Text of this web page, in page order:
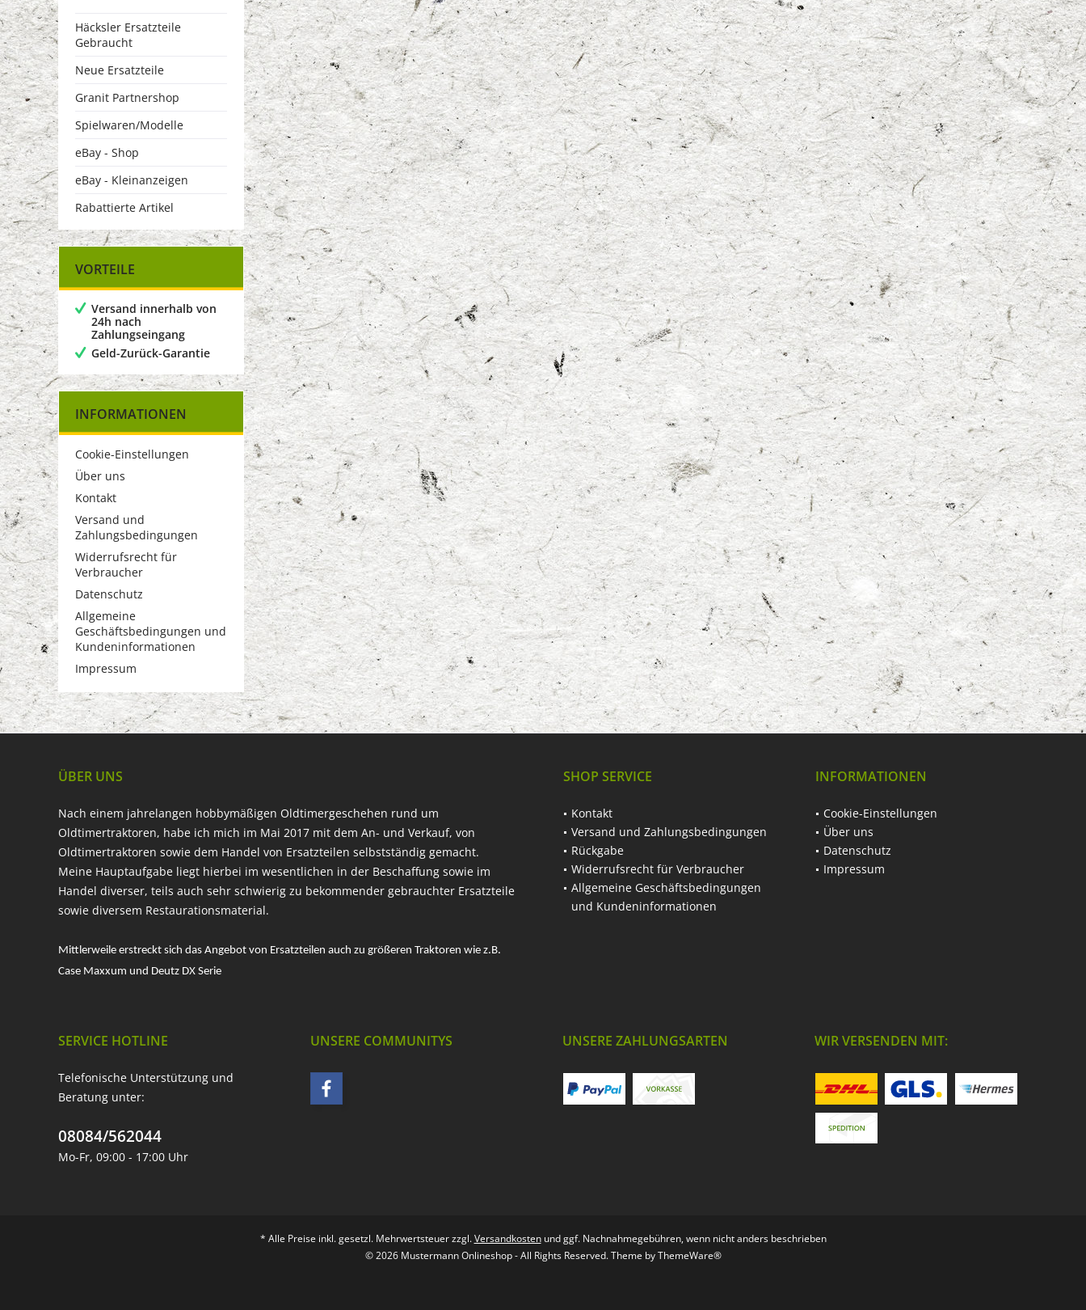
Häcksler Ersatzteile
Gebraucht
Neue Ersatzteile
Granit Partnershop
Spielwaren/Modelle
eBay - Shop
eBay - Kleinanzeigen
Rabattierte Artikel
VORTEILE
Versand innerhalb von
24h nach
Zahlungseingang
Geld-Zurück-Garantie
INFORMATIONEN
Cookie-Einstellungen
Über uns
Kontakt
Versand und
Zahlungsbedingungen
Widerrufsrecht für
Verbraucher
Datenschutz
Allgemeine
Geschäftsbedingungen und
Kundeninformationen
Impressum
ÜBER UNS
Nach einem jahrelangen hobbymäßigen Oldtimergeschehen rund um
Oldtimertraktoren, habe ich mich im Mai 2017 mit dem An- und Verkauf, von
Oldtimertraktoren sowie dem Handel von Ersatzteilen selbstständig gemacht.
Meine Hauptaufgabe liegt hierbei im wesentlichen in der Beschaffung sowie im
Handel diverser, teils auch sehr schwierig zu bekommender gebrauchter Ersatzteile
sowie diversem Restaurationsmaterial.
Mittlerweile erstreckt sich das Angebot von Ersatzteilen auch zu größeren Traktoren wie z.B.
Case Maxxum und Deutz DX Serie
SHOP SERVICE
Kontakt
Versand und Zahlungsbedingungen
Rückgabe
Widerrufsrecht für Verbraucher
Allgemeine Geschäftsbedingungen
und Kundeninformationen
INFORMATIONEN
Cookie-Einstellungen
Über uns
Datenschutz
Impressum
SERVICE HOTLINE
Telefonische Unterstützung und
Beratung unter:
08084/562044
Mo-Fr, 09:00 - 17:00 Uhr
UNSERE COMMUNITYS UNSERE ZAHLUNGSARTEN WIR VERSENDEN MIT:
* Alle Preise inkl. gesetzl. Mehrwertsteuer zzgl.Versandkostenund ggf. Nachnahmegebühren, wenn nicht anders beschrieben
© 2026 Mustermann Onlineshop - All Rights Reserved. Theme byThemeWare®